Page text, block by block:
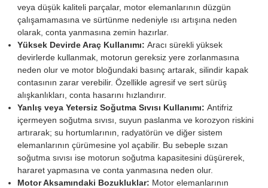
veya düşük kaliteli parçalar, motor elemanlarının düzgün
çalışamamasına ve sürtünme nedeniyle ısı artışına neden
olarak, conta yanmasına zemin hazırlar.
Yüksek Devirde Araç Kullanımı: Aracı sürekli yüksek
devirlerde kullanmak, motorun gereksiz yere zorlanmasına
neden olur ve motor bloğundaki basınç artarak, silindir kapak
contasının zarar verebilir. Özellikle agresif ve sert sürüş
alışkanlıkları, conta hasarını hızlandırır.
Yanlış veya Yetersiz Soğutma Sıvısı Kullanımı: Antifriz
içermeyen soğutma sıvısı, suyun paslanma ve korozyon riskini
artırarak; su hortumlarının, radyatörün ve diğer sistem
elemanlarının çürümesine yol açabilir. Bu sebeple sızan
soğutma sıvısı ise motorun soğutma kapasitesini düşürerek,
hararet yapmasına ve conta yanmasına neden olur.
Motor Aksamındaki Bozukluklar: Motor elemanlarının